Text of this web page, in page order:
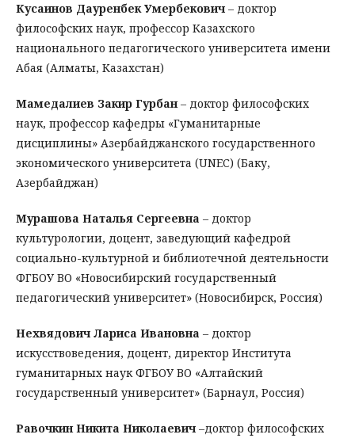
Кусаинов Дауренбек Умербекович – доктор
философских наук, профессор Казахского
национального педагогического университета имени
Абая (Алматы, Казахстан)
Мамедалиев Закир Гурбан– доктор философских
наук, профессор кафедры «Гуманитарные
дисциплины» Азербайджанского государственного
экономического университета (UNEC) (Баку,
Азербайджан)
Мурашова Наталья Сергеевна – доктор
культурологии, доцент, заведующий кафедрой
социально-культурной и библиотечной деятельности
ФГБОУ ВО «Новосибирский государственный
педагогический университет» (Новосибирск, Россия)
Нехвядович Лариса Ивановна – доктор
искусствоведения, доцент, директор Института
гуманитарных наук ФГБОУ ВО «Алтайский
государственный университет» (Барнаул, Россия)
Равочкин Никита Николаевич –доктор философских